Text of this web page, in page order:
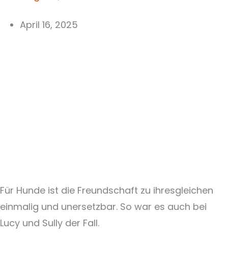
April 16, 2025
Für Hunde ist die Freundschaft zu ihresgleichen
einmalig und unersetzbar. So war es auch bei
Lucy und Sully der Fall.